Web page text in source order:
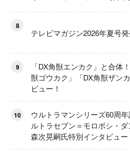
8
テレビマガジン2026年夏号
9
「DX角獣エンカク」と合体
獣ゴウカク」「DX角獣ザン
ビュー！
10
ウルトラマンシリーズ60周
ルトラセブン＝モロボシ・ダ
森次晃嗣氏特別インタビュー